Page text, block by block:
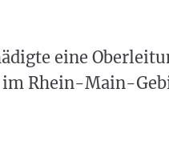
eine
Rhein-Main-